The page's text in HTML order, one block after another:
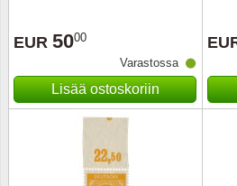
EUR 5000
Varastossa
Lisää ostoskoriin